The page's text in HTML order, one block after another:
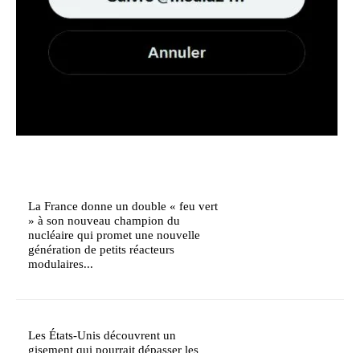
La France donne un double « feu vert
» à son nouveau champion du
nucléaire qui promet une nouvelle
génération de petits réacteurs
modulaires...
Les États-Unis découvrent un
gisement qui pourrait dépasser les